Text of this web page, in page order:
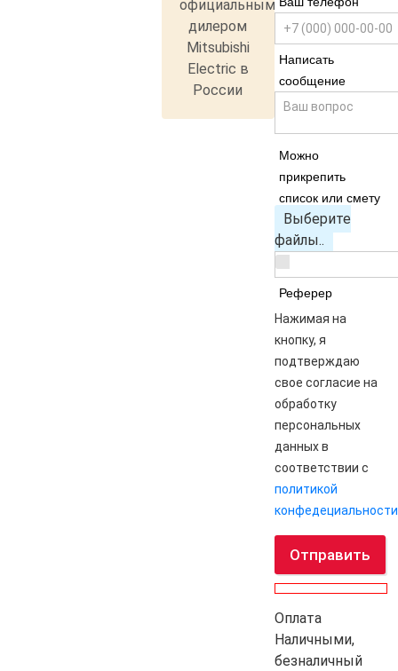
Написать
сообщение
Можно
прикрепить
список или смету
Выберите
файлы..
Реферер
Нажимая на
кнопку, я
подтверждаю
свое согласие на
обработку
персональных
данных в
соответствии с
политикой
конфедециальности
Отправить
Оплата
Наличными,
безналичный
официальным
дилером
Mitsubishi
Electric в
России